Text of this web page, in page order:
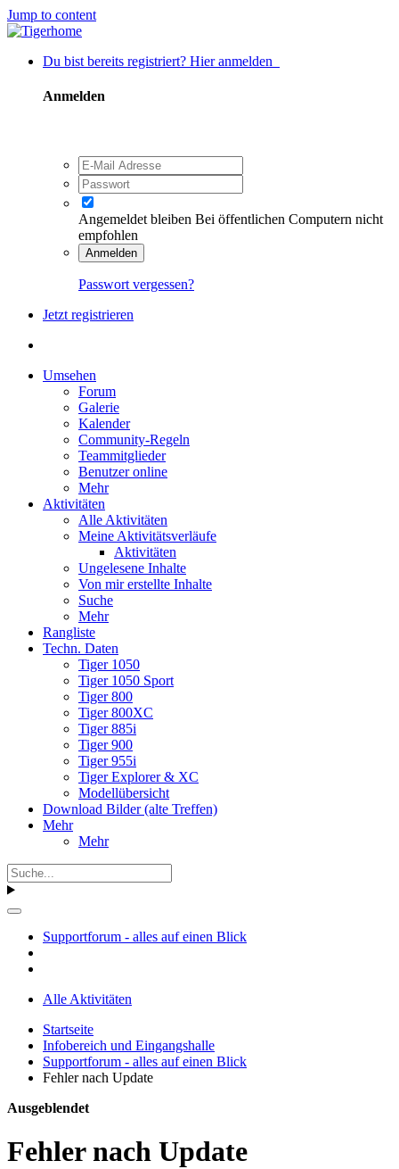
Jump to content
Du bist bereits registriert? Hier anmelden
Anmelden
Angemeldet bleiben Bei öffentlichen Computern nicht
empfohlen
Anmelden
Passwort vergessen?
Jetzt registrieren
Umsehen
Forum
Galerie
Kalender
Community-Regeln
Teammitglieder
Benutzer online
Mehr
Aktivitäten
Alle Aktivitäten
Meine Aktivitätsverläufe
Aktivitäten
Ungelesene Inhalte
Von mir erstellte Inhalte
Suche
Mehr
Rangliste
Techn. Daten
Tiger 1050
Tiger 1050 Sport
Tiger 800
Tiger 800XC
Tiger 885i
Tiger 900
Tiger 955i
Tiger Explorer & XC
Modellübersicht
Download Bilder (alte Treffen)
Mehr
Mehr
Supportforum - alles auf einen Blick
Alle Aktivitäten
Startseite
Infobereich und Eingangshalle
Supportforum - alles auf einen Blick
Fehler nach Update
Ausgeblendet
Fehler nach Update